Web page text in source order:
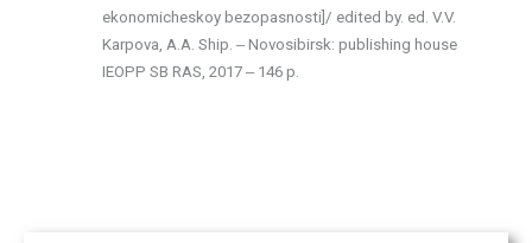
ekonomicheskoy bezopasnosti]/ edited by. ed. V.V.
Karpova, A.A. Ship. ‒ Novosibirsk: publishing house
IEOPP SB RAS, 2017 ‒ 146 p.